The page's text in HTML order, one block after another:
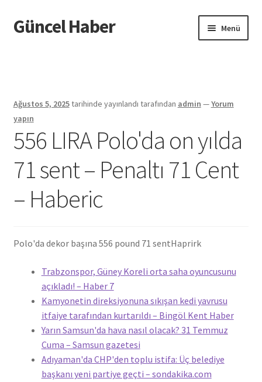
Dolaşıma
geç
İçeriğe
geç
Güncel Haber Menü
Ağustos 5, 2025tarihinde yayınlandı tarafından admin —Yorum
yapın
556 LIRA Polo'da on yılda
71 sent – Penaltı 71 Cent
– Haberic
Polo'da dekor başına 556 pound 71 sentHaprirk
Trabzonspor, Güney Koreli orta saha oyuncusunu
açıkladı! – Haber 7
Kamyonetin direksiyonuna sıkışan kedi yavrusu
itfaiye tarafından kurtarıldı – Bingöl Kent Haber
Yarın Samsun'da hava nasıl olacak? 31 Temmuz
Cuma – Samsun gazetesi
Adıyaman'da CHP'den toplu istifa: Üç belediye
başkanı yeni partiye geçti – sondakika.com